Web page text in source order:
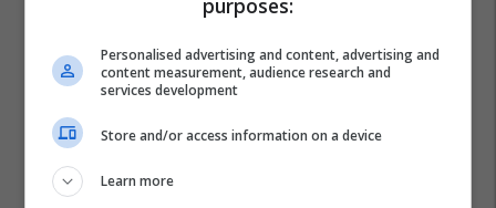
purposes:
Personalised advertising and content, advertising and
content measurement, audience research and
services development
Store and/or access information on a device
Learn more